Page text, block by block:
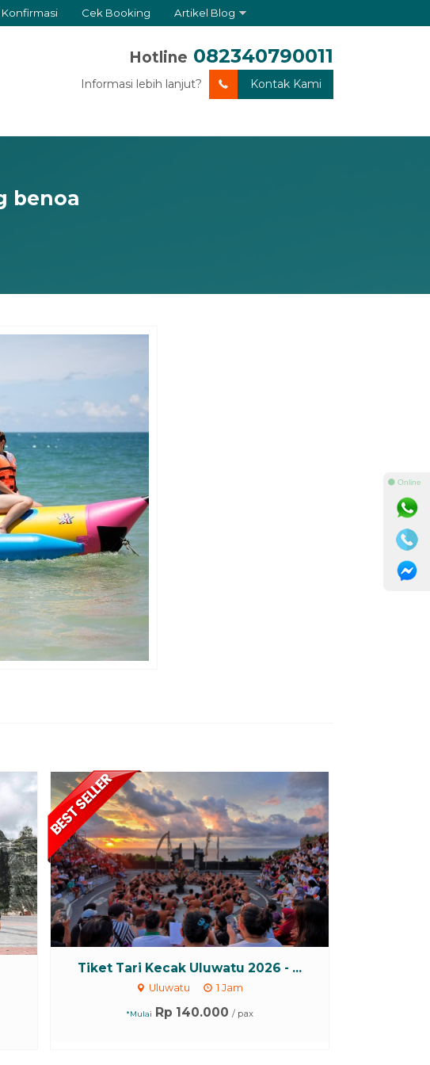
Konfirmasi Cek Booking Artikel Blog
Hotline 082340790011
Informasi lebih lanjut? Kontak Kami
benoa
Tiket Tari Kecak Uluwatu 2026 - ...
Uluwatu 1 Jam
*Mulai Rp 140.000 / pax
⚫ Online